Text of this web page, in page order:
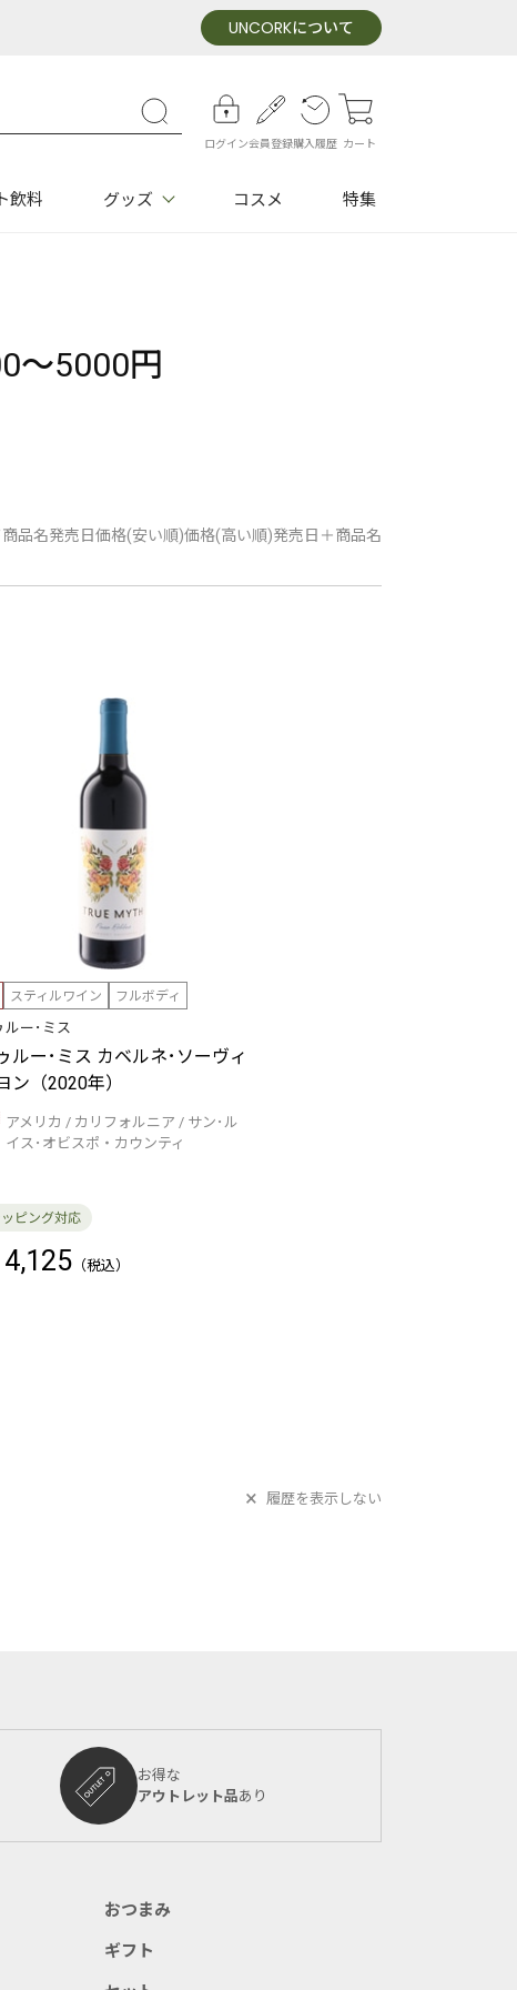
UNCORKについて
ログイン会員登録購入履歴 カート
飲料 グッズ コスメ 特集
～5000円
商品名発売日価格(安い順)価格(高い順)発売日＋商品名
スティルワイン フルボディ
ルー･ミス
ルー･ミス カベルネ･ソーヴィ
ン（2020年）
アメリカ カリフォルニア
サン･ル
イス･オビスポ・カウンティ
履歴を表示しない
お得な
アウトレット品あり
おつまみ
ギフト